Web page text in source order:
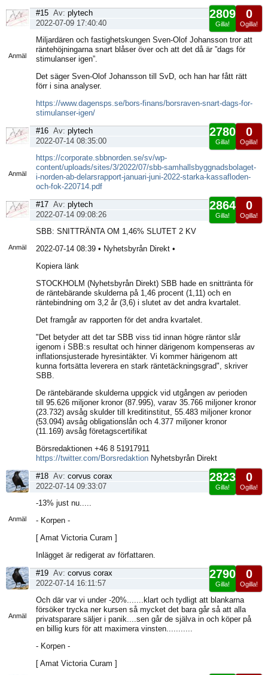
Anmäl
0
Ogilla!
2809
Gilla!
#15 Av: plytech
2022-07-09 17:40:40
Miljardären och fastighetskungen Sven-Olof Johansson tror att
räntehöjningarna snart blåser över och att det då är ”dags för
stimulanser igen”.
Det säger Sven-Olof Johansson till SvD, och han har fått rätt
förr i sina analyser.
https://www.dagensps.se/bors-finans/borsraven-snart-dags-for-
stimulanser-igen/
Anmäl
0
Ogilla!
2780
Gilla!
#16 Av: plytech
2022-07-14 08:35:00
https://corporate.sbbnorden.se/sv/wp-
content/uploads/sites/3/2022/07/sbb-samhallsbyggnadsbolaget-
i-norden-ab-delarsrapport-januari-juni-2022-starka-kassafloden-
och-fok-220714.pdf
Anmäl
0
Ogilla!
2864
Gilla!
#17 Av: plytech
2022-07-14 09:08:26
SBB: SNITTRÄNTA OM 1,46% SLUTET 2 KV
2022-07-14 08:39 • Nyhetsbyrån Direkt •
Kopiera länk
STOCKHOLM (Nyhetsbyrån Direkt) SBB hade en snittränta för
de räntebärande skulderna på 1,46 procent (1,11) och en
räntebindning om 3,2 år (3,6) i slutet av det andra kvartalet.
Det framgår av rapporten för det andra kvartalet.
"Det betyder att det tar SBB viss tid innan högre räntor slår
igenom i SBB:s resultat och hinner därigenom kompenseras av
inflationsjusterade hyresintäkter. Vi kommer härigenom att
kunna fortsätta leverera en stark räntetäckningsgrad", skriver
SBB.
De räntebärande skulderna uppgick vid utgången av perioden
till 95.626 miljoner kronor (87.995), varav 35.766 miljoner kronor
(23.732) avsåg skulder till kreditinstitut, 55.483 miljoner kronor
(53.094) avsåg obligationslån och 4.377 miljoner kronor
(11.169) avsåg företagscertifikat
Börsredaktionen +46 8 51917911
https://twitter.com/Borsredaktion Nyhetsbyrån Direkt
Anmäl
0
Ogilla!
2823
Gilla!
#18 Av: corvus corax
2022-07-14 09:33:07
-13% just nu.....
- Korpen -
[ Amat Victoria Curam ]
Inlägget är redigerat av författaren.
Anmäl
0
Ogilla!
2790
Gilla!
#19 Av: corvus corax
2022-07-14 16:11:57
Och där var vi under -20%.......klart och tydligt att blankarna
försöker trycka ner kursen så mycket det bara går så att alla
privatsparare säljer i panik....sen går de själva in och köper på
en billig kurs för att maximera vinsten...........
- Korpen -
[ Amat Victoria Curam ]